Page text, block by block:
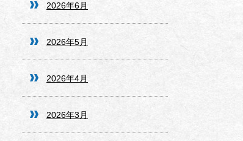
2026年6月
2026年5月
2026年4月
2026年3月